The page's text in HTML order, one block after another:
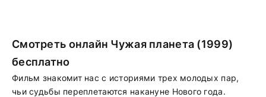
Смотреть онлайн Чужая планета (1999)
бесплатно
Фильм знакомит нас с историями трех молодых пар,
чьи судьбы переплетаются накануне Нового года.